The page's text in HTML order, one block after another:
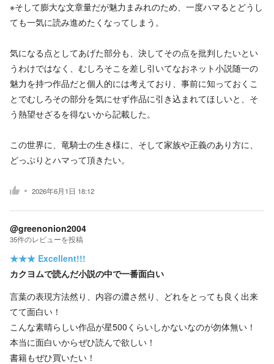
※そして膨大な文章量だが魅力まみれのため、一度ハマるとどうし
ても一気に読み進めたくなってしまう。
気になる点としてあげた部分も、決してその点を批判したいとい
うわけではなく、むしろそこを差し引いてなおネット小説随一の
魅力を持つ作品だと個人的には考えており、事前に知っておくこ
とでむしろその部分を気にせず作品に引き込まれてほしいと、そ
う熱望せざるを得ないから記載した。
この世界に、竜騎士の生き様に、そして家族や正義のあり方に、
どっぷりとハマって頂きたい。
2026年6月1日 18:12
@greenonion2004
35件のレビューを投稿
★★★ Excellent!!!
カクヨムで読んだ小説の中で一番面白い
言葉の表現方法然り、内容の濃さ然り、どれをとっても良く出来
てて面白い！
こんな素晴らしい作品が星500くらいしかないなのが勿体無い！
本当に面白いからぜひ読んで欲しい！
書籍もぜひ買いたい！